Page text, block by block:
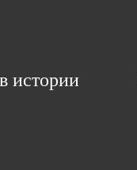
истории